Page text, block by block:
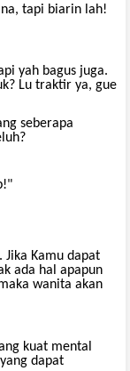
tapi biarin lah!
yah bagus juga.
Lu traktir ya, gue
seberapa
. Jika Kamu dapat
ada hal apapun
wanita akan
kuat mental
dapat